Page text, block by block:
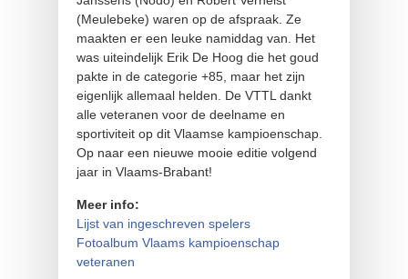
(Meulebeke) waren op de afspraak. Ze
maakten er een leuke namiddag van. Het
was uiteindelijk Erik De Hoog die het goud
pakte in de categorie +85, maar het zijn
eigenlijk allemaal helden. De VTTL dankt
alle veteranen voor de deelname en
sportiviteit op dit Vlaamse kampioenschap.
Op naar een nieuwe mooie editie volgend
jaar in Vlaams-Brabant!
Meer info:
Lijst van ingeschreven spelers
Fotoalbum Vlaams kampioenschap
veteranen